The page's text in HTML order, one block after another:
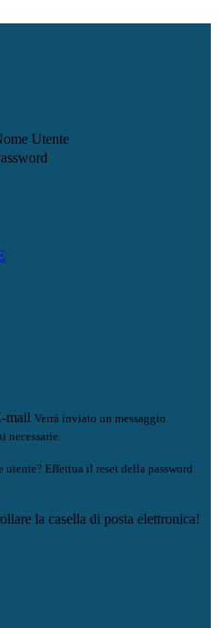
Utente
mail Verrà inviato un messaggio
utente? Effettua il reset della password
la casella di posta elettronica!